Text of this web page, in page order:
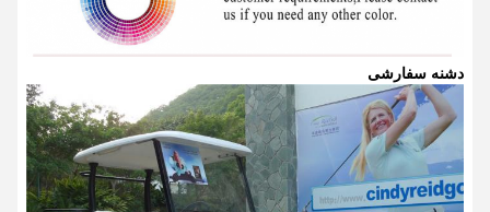
دشنه سفارشی